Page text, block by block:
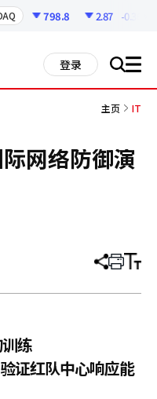
798.8 2.87 -0.36%
登录 搜 all
主页 IT
网络防御演
分
章
打 调
小
练
证红队中心响应能